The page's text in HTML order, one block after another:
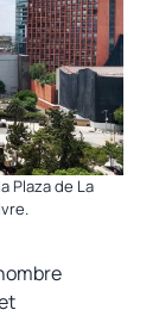
Plaza de La